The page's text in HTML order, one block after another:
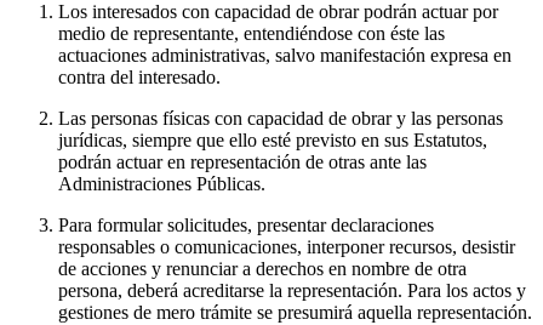
Los interesados con capacidad de obrar podrán actuar por
medio de representante, entendiéndose con éste las
actuaciones administrativas, salvo manifestación expresa en
contra del interesado.
Las personas físicas con capacidad de obrar y las personas
jurídicas, siempre que ello esté previsto en sus Estatutos,
podrán actuar en representación de otras ante las
Administraciones Públicas.
Para formular solicitudes, presentar declaraciones
responsables o comunicaciones, interponer recursos, desistir
de acciones y renunciar a derechos en nombre de otra
persona, deberá acreditarse la representación. Para los actos y
gestiones de mero trámite se presumirá aquella representación.